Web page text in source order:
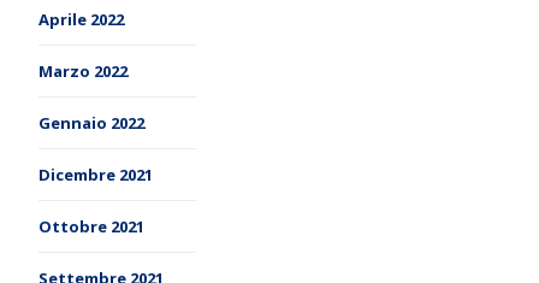
Aprile 2022
Marzo 2022
Gennaio 2022
Dicembre 2021
Ottobre 2021
Settembre 2021